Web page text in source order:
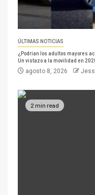
ÚLTIMAS NOTICIAS
¿Podrían los adultos mayores
Un vistazo a la movilidad en
agosto 8, 2026
2 min read